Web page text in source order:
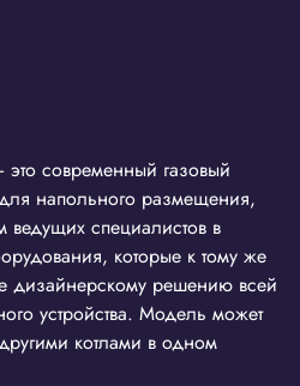
современный газовый
напольного размещения,
ведущих специалистов в
которые к тому же
дизайнерскому решению всей
устройства. Модель может
котлами в одном